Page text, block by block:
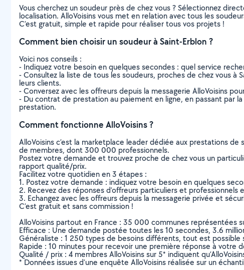
Vous cherchez un soudeur près de chez vous ? Sélectionnez
localisation. AlloVoisins vous met en relation avec tous les
C’est gratuit, simple et rapide pour réaliser tous vos projets !
Comment bien choisir un soudeur à Saint-Erblon ?
Voici nos conseils :
- Indiquez votre besoin en quelques secondes : quel service
- Consultez la liste de tous les soudeurs, proches de chez vous à
leurs clients.
- Conversez avec les offreurs depuis la messagerie AlloVoisins
- Du contrat de prestation au paiement en ligne, en passant par
prestation.
Comment fonctionne AlloVoisins ?
AlloVoisins c’est la marketplace leader dédiée aux prestations
de membres, dont 300 000 professionnels.
Postez votre demande et trouvez proche de chez vous un
rapport qualité/prix.
Facilitez votre quotidien en 3 étapes :
1. Postez votre demande : indiquez votre besoin en quelques
2. Recevez des réponses d’offreurs particuliers et professionnels
3. Echangez avec les offreurs depuis la messagerie privée et
C’est gratuit et sans commission !
AlloVoisins partout en France : 35 000 communes représentées
Efficace : Une demande postée toutes les 10 secondes, 3.6
Généraliste : 1 250 types de besoins différents, tout est possible
Rapide : 10 minutes pour recevoir une première réponse à votre
Qualité / prix : 4 membres AlloVoisins sur 5* indiquent
* Données issues d’une enquête AlloVoisins réalisée sur un